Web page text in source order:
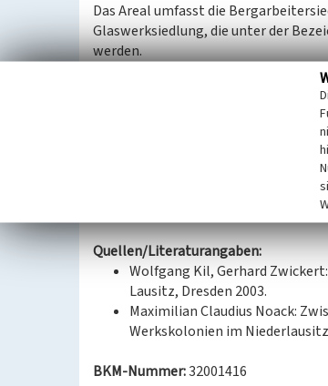
Das Areal umfasst die
Glaswerksiedlung, die unter der
werden.
Beiden Siedlungen ist die
Wohngebäuden mit rückwärtigen
nördlich der Bahnhofstraße ist
wesentlich weniger Raum für
Quellen/Literaturangaben:
Wolfgang Kil, Gerhard
Lausitz, Dresden 2003.
Maximilian Claudius Noack:
Werkskolonien im
BKM-Nummer:32001416